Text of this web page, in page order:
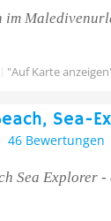
im
"Auf Karte
Sea-
46 Bewertungen
Sea Explorer